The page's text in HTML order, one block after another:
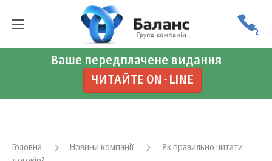
Ваше передплачене видання
ЧИТАЙТЕ ON-LINE
Головна Новини компанії
Як правильно читати